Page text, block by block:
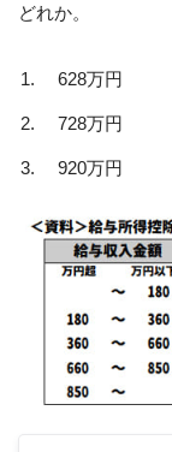
どれか。
628万円
728万円
920万円